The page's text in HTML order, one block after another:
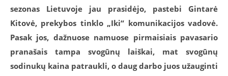
sezonas Lietuvoje jau prasidėjo, pastebi Gintarė
Kitovė, prekybos tinklo „Iki“ komunikacijos vadovė.
Pasak jos, dažnuose namuose pirmaisiais pavasario
pranašais tampa svogūnų laiškai, mat svogūnų
sodinukų kaina patraukli, o daug darbo juos užauginti